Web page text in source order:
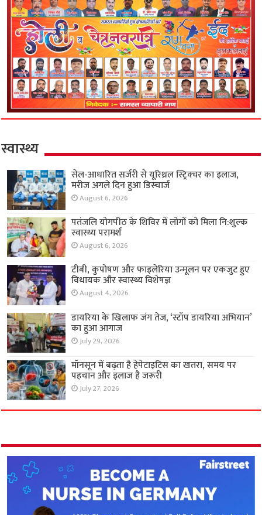
स्वास्थ्य
सेल-आधारित सर्जरी से यूरिथ्रल स्ट्रिक्चर का इलाज,
मरीज अगले दिन हुआ डिस्चार्ज
August 6, 2026
पतंजलि योगपीठ के शिविर में लोगों को मिला नि:शुल्क
स्वास्थ्य परामर्श
August 6, 2026
टीबी, कुपोषण और फाइलेरिया उन्मूलन पर एकजुट हुए
विधायक और स्वास्थ्य विशेषज्ञ
August 4, 2026
डायरिया के खिलाफ जंग तेज, ‘स्टॉप डायरिया अभियान’
का हुआ आगाज
July 29, 2026
मॉनसून में बढ़ता है हेपेटाइटिस का खतरा, समय पर
पहचान और इलाज है जरूरी
July 27, 2026